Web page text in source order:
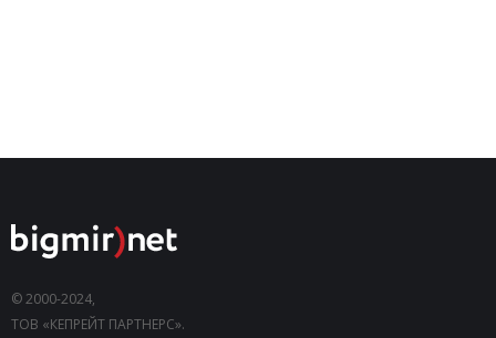
© 2000-2024,
ТОВ «КЕПРЕЙТ ПАРТНЕРС».